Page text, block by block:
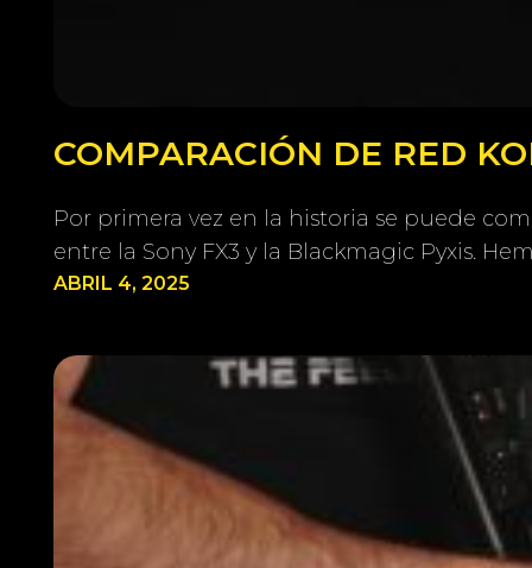
COMPARACIÓN DE RED
Por primera vez en la historia se puede
entre la Sony FX3 y la Blackmagic Pyxis.
ABRIL 4, 2025